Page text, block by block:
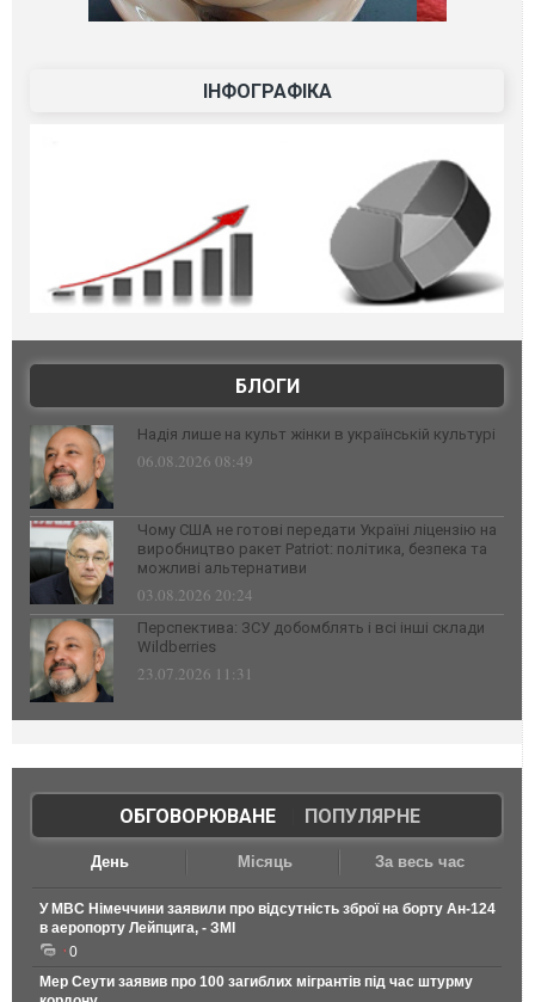
ІНФОГРАФІКА
БЛОГИ
Надія лише на культ жінки в українській культурі
06.08.2026 08:49
Чому США не готові передати Україні ліцензію на
виробництво ракет Patriot: політика, безпека та
можливі альтернативи
03.08.2026 20:24
Перспектива: ЗСУ добомблять і всі інші склади
Wildberries
23.07.2026 11:31
ОБГОВОРЮВАНЕ| ПОПУЛЯРНЕ
День Місяць За весь час
У МВС Німеччини заявили про відсутність зброї на борту Ан-124
в аеропорту Лейпцига, - ЗМІ
0
Мер Сеути заявив про 100 загиблих мігрантів під час штурму